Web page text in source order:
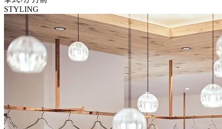
STYLING